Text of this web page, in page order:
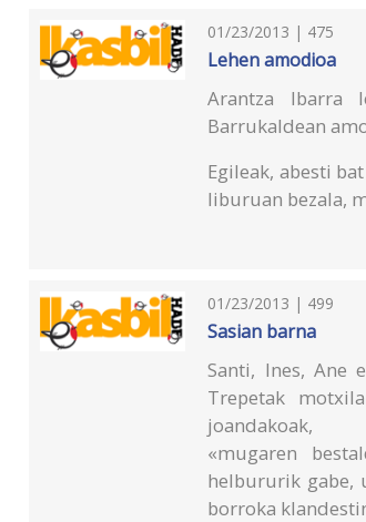
01/23/2013 | 475
Lehen amodioa
Arantza Ibarra
Barrukaldean
Egileak, abesti
liburuan bezala,
01/23/2013 | 499
Sasian barna
Santi, Ines, Ane
Trepetak
joandakoak,
«mugaren
helbururik gabe,
borroka